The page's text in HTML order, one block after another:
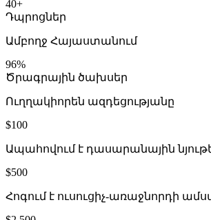
40+
Դպրոց­ներ
Ամ­բողջ Հա­յաս­տա­նում
96%
Ծրագ­րա­յին ծախ­սեր
Ուղ­ղա­կիո­րեն ազ­դե­ցութ­յա­նը
$100
Ա­պա­հո­վում է դա­սա­րա­նա­յին
$500
Հո­գում է ու­սու­ցիչ-ա­ռաջ­նոր­դի